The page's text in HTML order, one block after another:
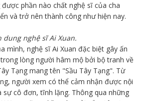
phần nào chất nghệ sĩ của cha
và trở nên thành công như hiện nay.
dung nghệ sĩ Ai Xuan.
mình, nghệ sĩ Ai Xuan đặc biệt gây ấn
lòng người hâm mộ bởi bộ tranh về
Tạng mang tên "Sầu Tây Tạng". Từ
người xem có thể cảm nhận được nội
cô đơn, tĩnh lặng. Thông qua những